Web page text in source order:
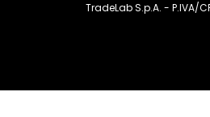
TradeLab S.p.A. - P.IVA/